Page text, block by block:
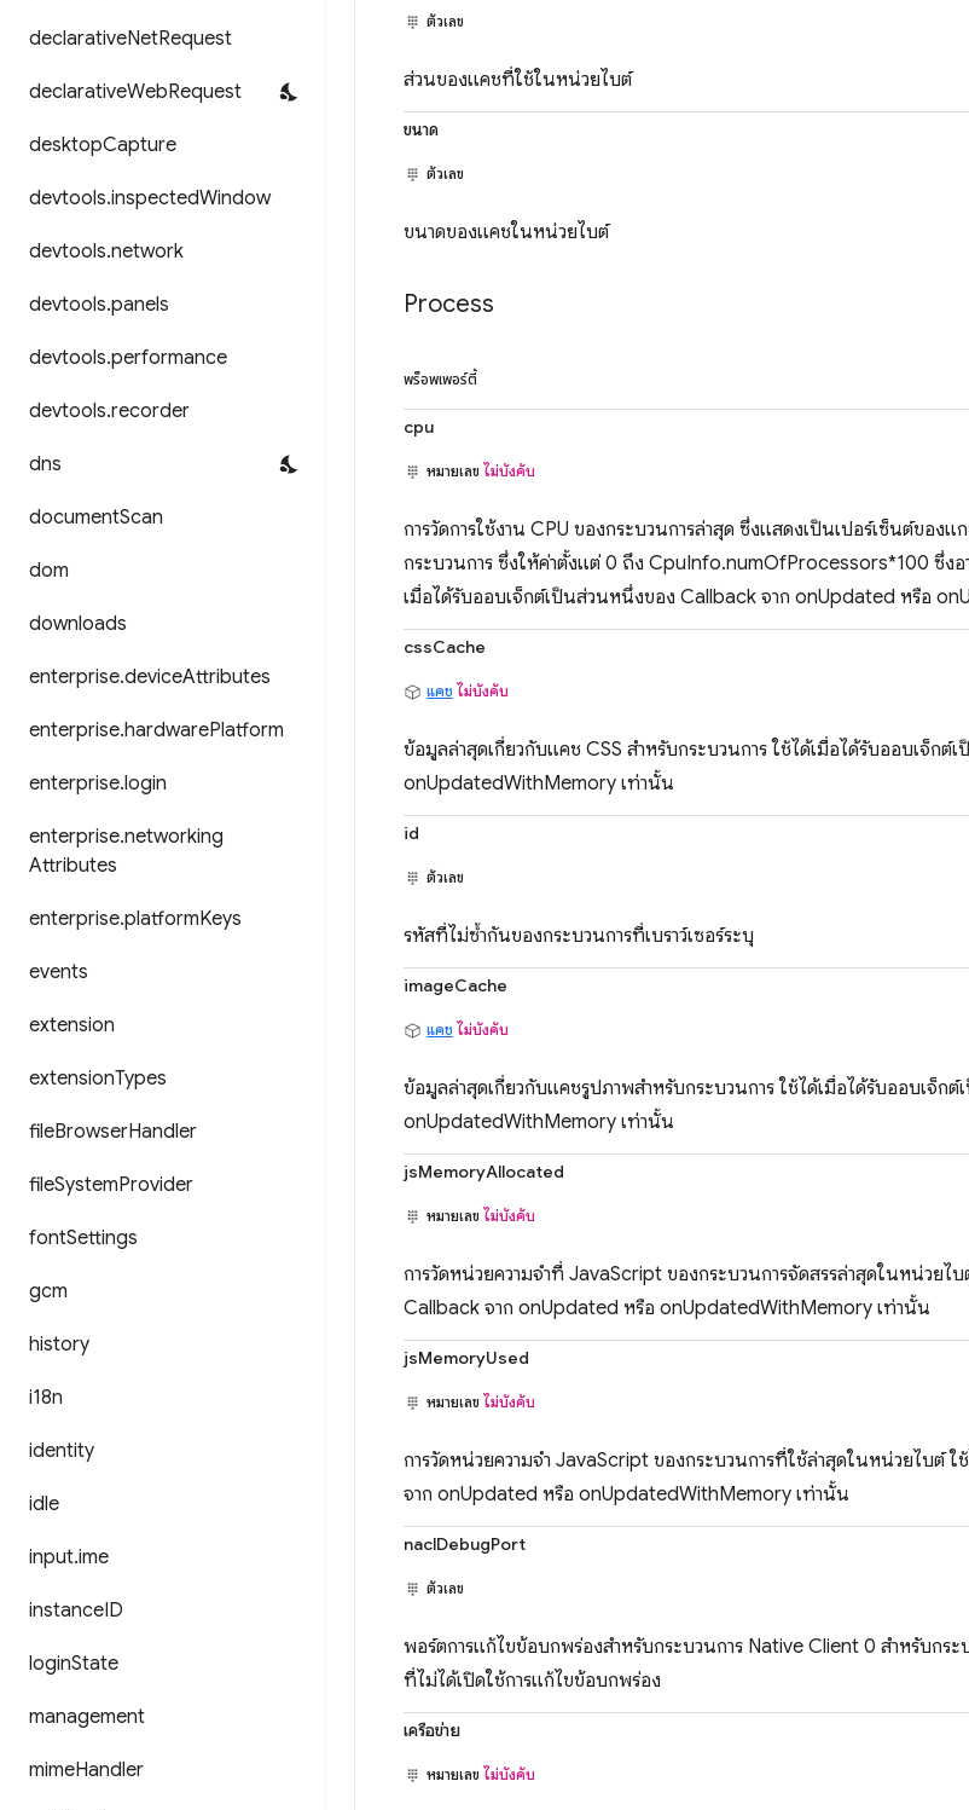
declarativeNetRequest
declarativeWebRequest
desktopCapture
devtools.inspectedWindow
devtools.network
devtools.panels
devtools.performance
devtools.recorder
dns
documentScan
dom
downloads
enterprise.deviceAttributes
enterprise.hardwarePlatform
enterprise.login
enterprise.networking
Attributes
enterprise.platformKeys
events
extension
extensionTypes
fileBrowserHandler
fileSystemProvider
fontSettings
gcm
history
i18n
identity
idle
input.ime
instanceID
loginState
management
mimeHandler
ตัวเลข
ส่วนของแคชที่ใช้ในหน่วยไบต์
ขนาด
ตัวเลข
ขนาดของแคชในหน่วยไบต์
Process
พร็อพเพอร์ตี้
cpu
หมายเลข ไม่บังคับ
การวัดการใช้งาน CPU ของกระบวนการล่าสุด ซึ่งแสดงเป็นเปอร์เซ็นต์ของ
กระบวนการ ซึ่งให้ค่าตั้งแต่ 0 ถึง CpuInfo.numOfProcessors*100 ซึ่งอ
เมื่อได้รับออบเจ็กต์เป็นส่วนหนึ่งของ Callback จาก onUpdated หรือ
cssCache
แคช ไม่บังคับ
ข้อมูลล่าสุดเกี่ยวกับแคช CSS สำหรับกระบวนการ ใช้ได้เมื่อได้รับออบเจ็
onUpdatedWithMemory เท่านั้น
id
ตัวเลข
รหัสที่ไม่ซ้ำกันของกระบวนการที่เบราว์เซอร์ระบุ
imageCache
แคช ไม่บังคับ
ข้อมูลล่าสุดเกี่ยวกับแคชรูปภาพสำหรับกระบวนการ ใช้ได้เมื่อได้รับออบเจ็
onUpdatedWithMemory เท่านั้น
jsMemoryAllocated
หมายเลข ไม่บังคับ
การวัดหน่วยความจำที่ JavaScript ของกระบวนการจัดสรรล่าสุดในหน่วยไ
Callback จาก onUpdated หรือ onUpdatedWithMemory เท่านั้น
jsMemoryUsed
หมายเลข ไม่บังคับ
การวัดหน่วยความจำ JavaScript ของกระบวนการที่ใช้ล่าสุดในหน่วยไบต์
จาก onUpdated หรือ onUpdatedWithMemory เท่านั้น
naclDebugPort
ตัวเลข
พอร์ตการแก้ไขข้อบกพร่องสำหรับกระบวนการ Native Client 0 สำหรับกร
ที่ไม่ได้เปิดใช้การแก้ไขข้อบกพร่อง
เครือข่าย
หมายเลข ไม่บังคับ